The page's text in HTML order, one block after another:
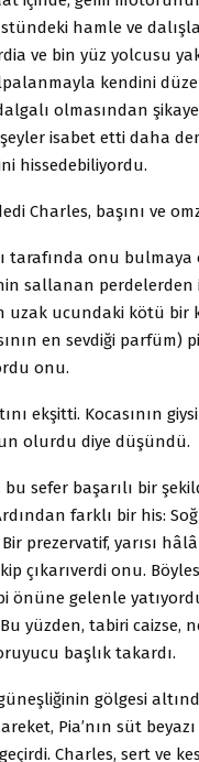
hamle ve
ve bin yüz yolcusu
kendini
olmasından
isabet etti daha
hissedebiliyordu.
Charles, başını ve
tarafında onu
sallanan perdelerden
uzak ucundaki kötü bir
en sevdiği
onu.
ekşitti. Kocasının
olurdu diye düşündü.
bu sefer başarılı bir
farklı bir his:
prezervatif, yarısı
çıkarıverdi onu.
önüne gelenle
yüzden, tabiri caizse,
başlık takardı.
gölgesi
Pia’nın süt
Charles, sert ve